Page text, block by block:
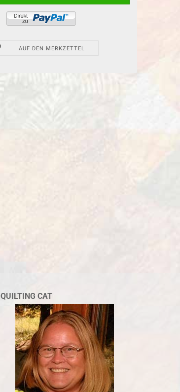
AUF DEN MERKZETTEL
QUILTING CAT